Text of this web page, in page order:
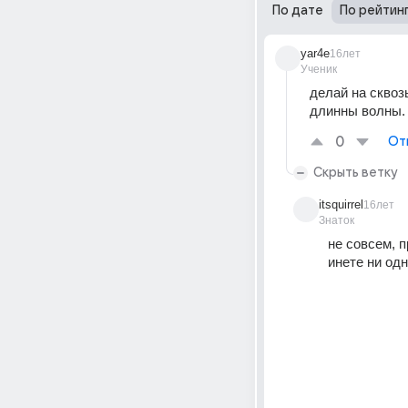
По дате По
yar4e
Ученик
16лет
делай на
длинны волны.
0
Скрыть ветку
itsquirrel
Знаток
16лет
не совсем,
инете ни